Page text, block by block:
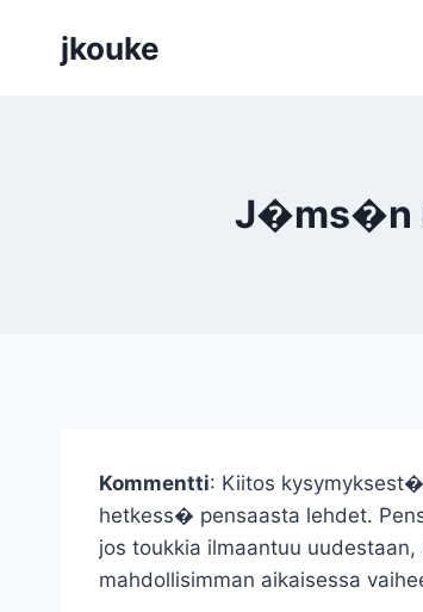
sisältöönjkouke
J�ms�n
Kommentti: Kiitos
hetkess� pensaasta lehdet.
jos toukkia ilmaantuu
mahdollisimman aikaisessa